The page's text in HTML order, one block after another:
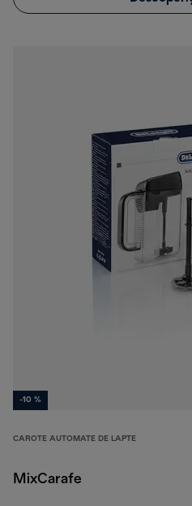
-10 %
CAROTE AUTOMATE DE LAPTE
MixCarafe